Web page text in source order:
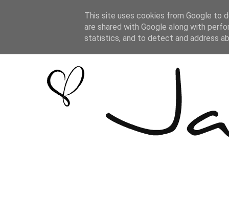
This site uses cookies from Google to
are shared with Google along with
statistics, and to detect and address